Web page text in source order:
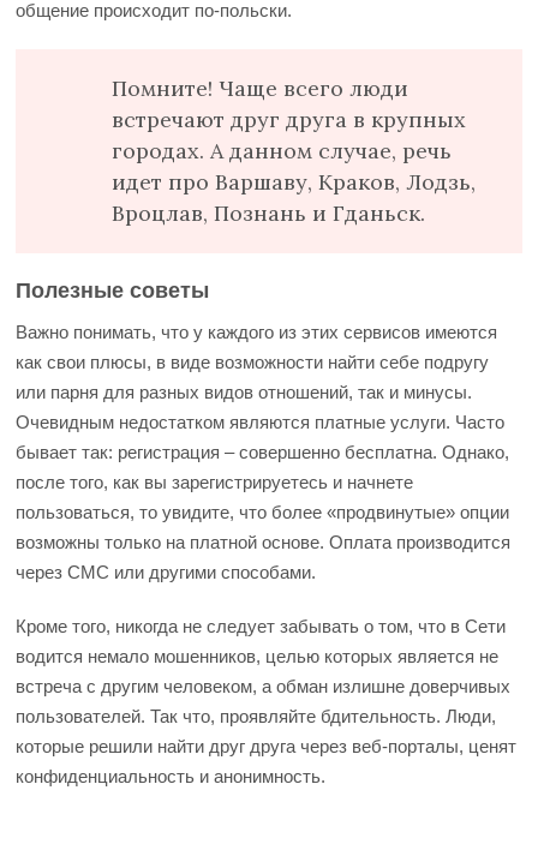
общение происходит по-польски.
Помните! Чаще всего люди
встречают друг друга в крупных
городах. А данном случае, речь
идет про Варшаву, Краков, Лодзь,
Вроцлав, Познань и Гданьск.
Полезные советы
Важно понимать, что у каждого из этих сервисов имеются
как свои плюсы, в виде возможности найти себе подругу
или парня для разных видов отношений, так и минусы.
Очевидным недостатком являются платные услуги. Часто
бывает так: регистрация – совершенно бесплатна. Однако,
после того, как вы зарегистрируетесь и начнете
пользоваться, то увидите, что более «продвинутые» опции
возможны только на платной основе. Оплата производится
через СМС или другими способами.
Кроме того, никогда не следует забывать о том, что в Сети
водится немало мошенников, целью которых является не
встреча с другим человеком, а обман излишне доверчивых
пользователей. Так что, проявляйте бдительность. Люди,
которые решили найти друг друга через веб-порталы, ценят
конфиденциальность и анонимность.